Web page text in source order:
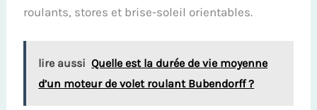
roulants, stores et brise-soleil orientables.
lire aussi Quelle est la durée de vie moyenne
d’un moteur de volet roulant Bubendorff ?